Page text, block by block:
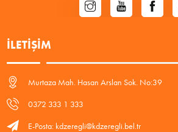
İLETIŞIM
Murtaza Mah. Hasan Arslan Sok. No:39
0372 333 1 333
E-Posta: kdzeregli@kdzeregli.bel.tr